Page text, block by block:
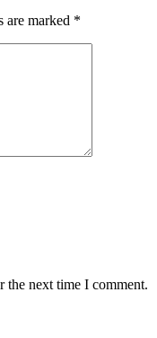
are marked *
the next time I comment.